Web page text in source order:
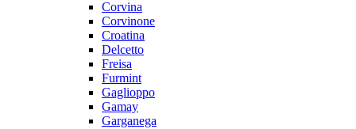
Corvina
Corvinone
Croatina
Delcetto
Freisa
Furmint
Gaglioppo
Gamay
Garganega